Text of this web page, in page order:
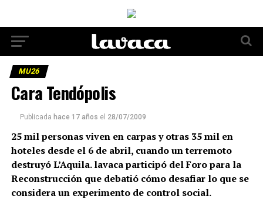
MU26
Cara Tendópolis
Publicada hace 17 años el 28/07/2009
25 mil personas viven en carpas y otras 35 mil en
hoteles desde el 6 de abril, cuando un terremoto
destruyó L’Aquila. lavaca participó del Foro para la
Reconstrucción que debatió cómo desafiar lo que se
considera un experimento de control social.